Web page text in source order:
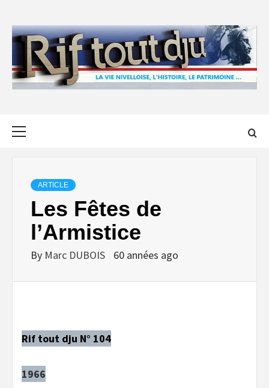
content
ARTICLE
Les Fêtes de
l’Armistice
By Marc DUBOIS 60 années ago
Rif tout dju N° 104
1966